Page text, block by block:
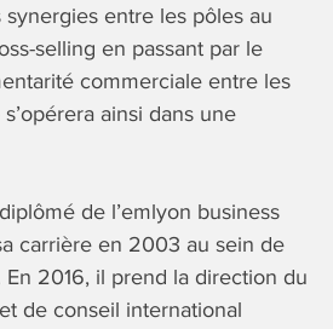
synergies entre les pôles au
selling en passant par le
commerciale entre les
ainsi dans une
de l’emlyon business
carrière en 2003 au sein de
2016, il prend la direction du
de conseil international